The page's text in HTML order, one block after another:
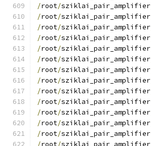
/root/sziklai_pair_amplifier
/root/sziklai_pair_amplifier
/root/sziklai_pair_amplifier
/root/sziklai_pair_amplifier
/root/sziklai_pair_amplifier
/root/sziklai_pair_amplifier
/root/sziklai_pair_amplifier
/root/sziklai_pair_amplifier
/root/sziklai_pair_amplifier
/root/sziklai_pair_amplifier
/root/sziklai_pair_amplifier
/root/sziklai_pair_amplifier
/root/sziklai_pair_amplifier
/root/sziklai_pair_amplifier